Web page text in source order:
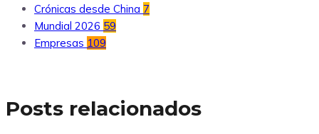
Crónicas desde China 7
Mundial 2026 59
Empresas 109
Posts relacionados